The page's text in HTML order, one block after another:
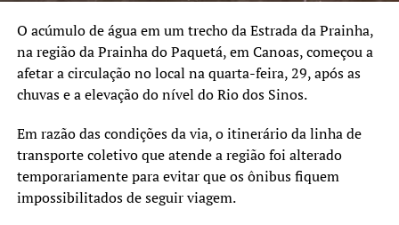
O acúmulo de água em um trecho da Estrada da Prainha,
na região da Prainha do Paquetá, em Canoas, começou a
afetar a circulação no local na quarta-feira, 29, após as
chuvas e a elevação do nível do Rio dos Sinos.
Em razão das condições da via, o itinerário da linha de
transporte coletivo que atende a região foi alterado
temporariamente para evitar que os ônibus fiquem
impossibilitados de seguir viagem.